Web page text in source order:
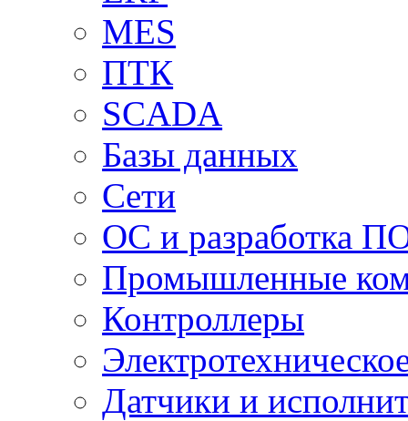
MES
ПТК
SCADA
Базы данных
Сети
ОС и разработка
Промышленные
Контроллеры
Датчики и